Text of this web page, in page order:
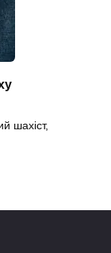
шахіст,